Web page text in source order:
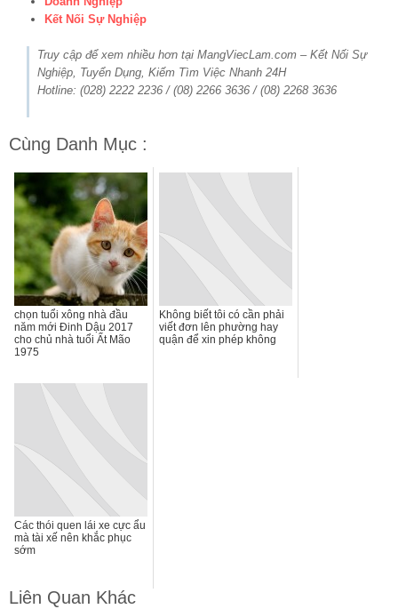
Kết Nối Sự Nghiệp
Truy cập để xem nhiều hơn tại MangViecLam.com – Kết Nối Sự
Nghiệp, Tuyển Dụng, Kiếm Tìm Việc Nhanh 24H
Hotline: (028) 2222 2236 / (08) 2266 3636 / (08) 2268 3636
Cùng Danh Mục :
chọn tuổi xông nhà đầu
năm mới Đinh Dậu 2017
cho chủ nhà tuổi Ất Mão
1975
Không biết tôi có cần phải
viết đơn lên phường hay
quận để xin phép không
Các thói quen lái xe cực ẩu
mà tài xế nên khắc phục
sớm
Liên Quan Khác